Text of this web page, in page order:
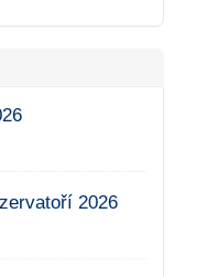
2026